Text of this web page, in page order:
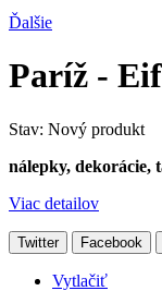
Ďalšie
Paríž -
Stav: Nový produkt
nálepky, dekorácie,
Viac detailov
Twitter Facebook
Vytlačiť